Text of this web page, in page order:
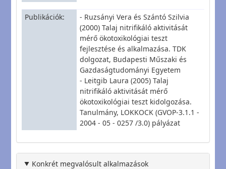
Publikációk
- Ruzsányi Vera és Szántó Szilvia
(2000) Talaj nitrifikáló aktivitását
mérő ökotoxikológiai teszt
fejlesztése és alkalmazása. TDK
dolgozat, Budapesti Műszaki és
Gazdaságtudományi Egyetem
- Leitgib Laura (2005) Talaj
nitrifikáló aktivitását mérő
ökotoxikológiai teszt kidolgozása.
Tanulmány, LOKKOCK (GVOP-3.1.1 -
2004 - 05 - 0257 /3.0) pályázat
Konkrét megvalósult alkalmazások